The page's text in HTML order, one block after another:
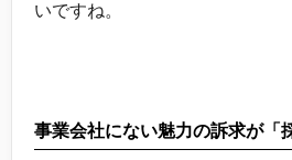
いですね。
事業会社にない魅力の訴求が「